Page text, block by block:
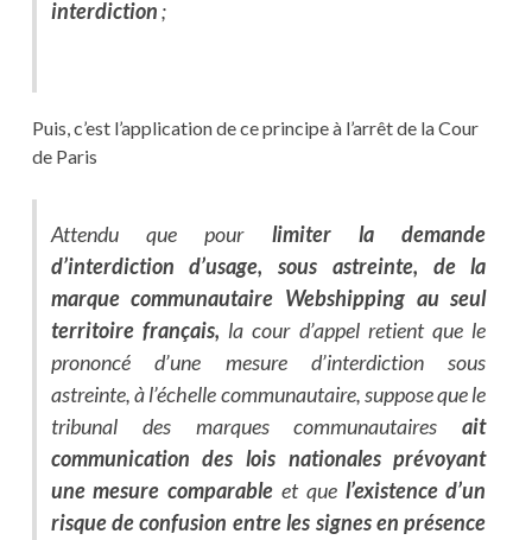
interdiction;
Puis, c’est l’application de ce principe à l’arrêt de la Cour
de Paris
Attendu que pour limiter la demande
d’interdiction d’usage, sous astreinte, de la
marque communautaire Webshipping au seul
territoire français, la cour d’appel retient que le
prononcé d’une mesure d’interdiction sous
astreinte, à l’échelle communautaire, suppose que le
tribunal des marques communautairesait
communication des lois nationales prévoyant
une mesure comparable et que l’existence d’un
risque de confusion entre les signes en présence